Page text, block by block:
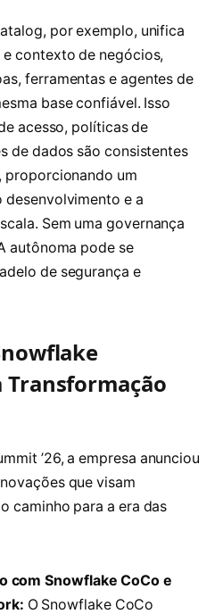
por exemplo, unifica
contexto de negócios,
ferramentas e agentes de
base confiável. Isso
acesso, políticas de
de dados são consistentes
proporcionando um
desenvolvimento e a
Sem uma governança
autônoma pode se
de segurança e
’26, a empresa anunciou
que visam
caminho para a era das
com Snowflake CoCo e
O Snowflake CoCo